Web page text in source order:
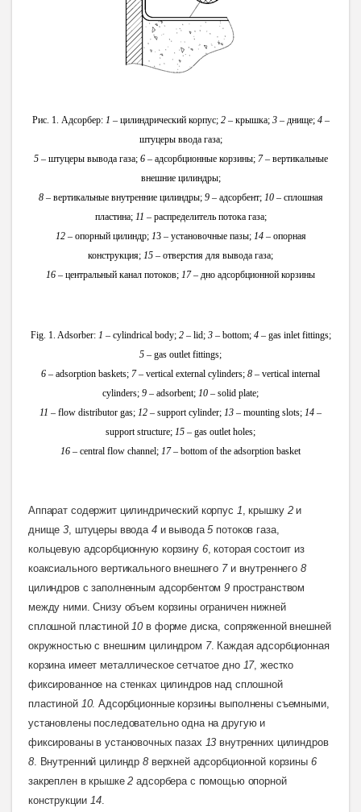
Рис. 1. Адсорбер: 1 – цилиндрический корпус; 2– крышка; 3– днище; 4–
штуцеры ввода газа;
5– штуцеры вывода газа; 6– адсорбционные корзины; 7– вертикальные
внешние цилиндры;
8– вертикальные внутренние цилиндры; 9– адсорбент; 10– сплошная
пластина; 11 – распределитель потока газа;
12 – опорный цилиндр; 13 – установочные пазы; 14 – опорная
конструкция; 15 – отверстия для вывода газа;
16 – центральный канал потоков; 17– дно адсорбционной корзины
Fig. 1. Adsorber: 1 – cylindrical body; 2– lid; 3– bottom; 4 – gas inlet fittings;
5 – gas outlet fittings;
6 – adsorption baskets; 7– vertical external cylinders; 8 – vertical internal
cylinders; 9 – adsorbent; 10 – solid plate;
11 – flow distributor gas; 12 – support cylinder; 13 – mounting slots; 14 –
support structure; 15 – gas outlet holes;
16 – central flow channel; 17– bottom of the adsorption basket
Аппарат содержит цилиндрический корпус 1, крышку 2и
днище3, штуцеры ввода4и вывода5 потоков газа,
кольцевую адсорбционную корзину 6, которая состоит из
коаксиального вертикального внешнего 7и внутреннего 8
цилиндров с заполненным адсорбентом 9 пространством
между ними. Снизу объем корзины ограничен нижней
сплошной пластиной10 в форме диска, сопряженной внешней
окружностью с внешним цилиндром 7. Каждая адсорбционная
корзина имеет металлическое сетчатое дно 17, жестко
фиксированное на стенках цилиндров над сплошной
пластиной 10. Адсорбционные корзины выполнены съемными,
установлены последовательно одна на другую и
фиксированы в установочных пазах 13 внутренних цилиндров
8. Внутренний цилиндр8верхней адсорбционной корзины 6
закреплен в крышке2 адсорбера с помощью опорной
конструкции 14.